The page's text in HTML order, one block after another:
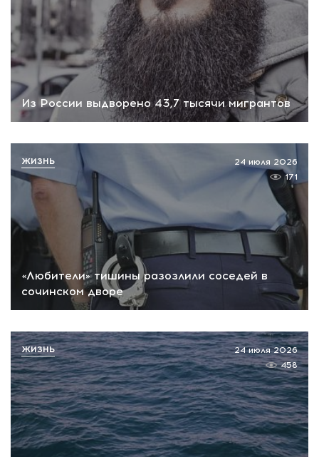
Из России выдворено 43,7 тысячи мигрантов
«Любители» тишины разозлили соседей в
сочинском дворе
24 июля 2026
171
ЖИЗНЬ
24 июля 2026
458
ЖИЗНЬ